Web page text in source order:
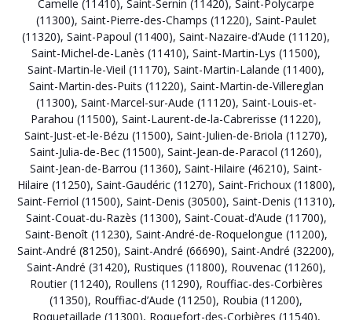
Camelle (11410), Saint-Sernin (11420), Saint-Polycarpe
(11300), Saint-Pierre-des-Champs (11220), Saint-Paulet
(11320), Saint-Papoul (11400), Saint-Nazaire-d’Aude (11120),
Saint-Michel-de-Lanès (11410), Saint-Martin-Lys (11500),
Saint-Martin-le-Vieil (11170), Saint-Martin-Lalande (11400),
Saint-Martin-des-Puits (11220), Saint-Martin-de-Villereglan
(11300), Saint-Marcel-sur-Aude (11120), Saint-Louis-et-
Parahou (11500), Saint-Laurent-de-la-Cabrerisse (11220),
Saint-Just-et-le-Bézu (11500), Saint-Julien-de-Briola (11270),
Saint-Julia-de-Bec (11500), Saint-Jean-de-Paracol (11260),
Saint-Jean-de-Barrou (11360), Saint-Hilaire (46210), Saint-
Hilaire (11250), Saint-Gaudéric (11270), Saint-Frichoux (11800),
Saint-Ferriol (11500), Saint-Denis (30500), Saint-Denis (11310),
Saint-Couat-du-Razès (11300), Saint-Couat-d’Aude (11700),
Saint-Benoît (11230), Saint-André-de-Roquelongue (11200),
Saint-André (81250), Saint-André (66690), Saint-André (32200),
Saint-André (31420), Rustiques (11800), Rouvenac (11260),
Routier (11240), Roullens (11290), Rouffiac-des-Corbières
(11350), Rouffiac-d’Aude (11250), Roubia (11200),
Roquetaillade (11300), Roquefort-des-Corbières (11540),